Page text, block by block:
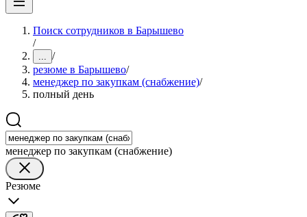
Поиск сотрудников в Барышево
/
... /
резюме в Барышево/
менеджер по закупкам (снабжение)/
полный день
менеджер по закупкам (снабжение)
Резюме